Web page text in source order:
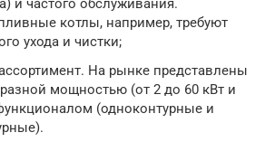
и частого обслуживания.
котлы, например, требуют
ухода и чистки;
На рынке представлены
мощностью (от 2 до 60 кВт и
(одноконтурные и